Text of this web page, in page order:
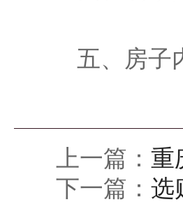
五、房子
上一篇： 重
下一篇： 选